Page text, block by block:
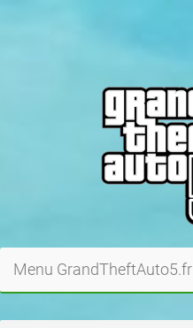
Menu GrandTheftAuto5.fr